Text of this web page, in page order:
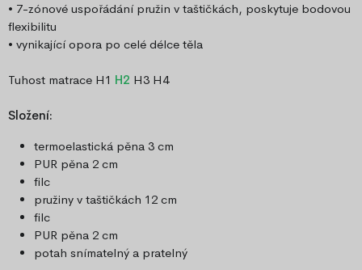
• 7-zónové uspořádání pružin v taštičkách, poskytuje bodovou
flexibilitu
• vynikající opora po celé délce těla
Tuhost matrace H1 H2 H3 H4
Složení:
termoelastická pěna 3 cm
PUR pěna 2 cm
filc
pružiny v taštičkách 12 cm
filc
PUR pěna 2 cm
potah snímatelný a pratelný